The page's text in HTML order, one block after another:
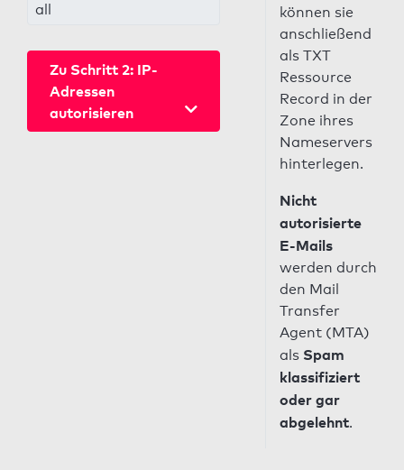
all
Zu Schritt 2: IP-
Adressen
autorisieren
können sie
anschließend
als TXT
Ressource
Record in der
Zone ihres
Nameservers
hinterlegen.
Nicht
autorisierte
E-Mails
werden durch
den Mail
Transfer
Agent (MTA)
als Spam
klassifiziert
oder gar
abgelehnt.